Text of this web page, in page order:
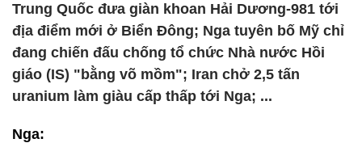
Trung Quốc đưa giàn khoan Hải Dương-981 tới
địa điểm mới ở Biển Đông; Nga tuyên bố Mỹ chỉ
đang chiến đấu chống tổ chức Nhà nước Hồi
giáo (IS) "bằng võ mồm"; Iran chở 2,5 tấn
uranium làm giàu cấp thấp tới Nga; ...
Nga: